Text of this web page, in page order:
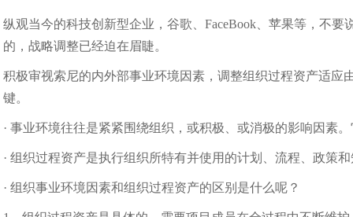
纵观当今的科技创新型企业，谷歌、FaceBook、苹果等，不
的，战略调整已经迫在眉睫。
积极审视索尼的内外部事业环境因素，调整组织过程资产适应
键。
· 事业环境往往是紧紧围绕组织，或积极、或消极的影响因素
· 组织过程资产是执行组织所特有并使用的计划、流程、政策
· 组织事业环境因素和组织过程资产的区别是什么呢？